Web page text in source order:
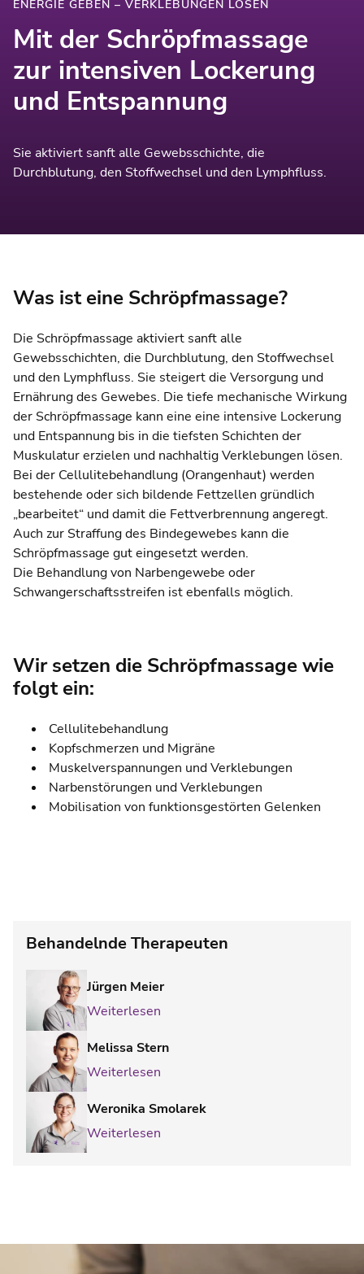
ENERGIE GEBEN – VERKLEBUNGEN LÖSEN
Mit der Schröpfmassage
zur intensiven Lockerung
und Entspannung
Sie aktiviert sanft alle Gewebsschichte, die
Durchblutung, den Stoffwechsel und den Lymphfluss.
Was ist eine Schröpfmassage?
Die Schröpfmassage aktiviert sanft alle
Gewebsschichten, die Durchblutung, den Stoffwechsel
und den Lymphfluss. Sie steigert die Versorgung und
Ernährung des Gewebes. Die tiefe mechanische Wirkung
der Schröpfmassage kann eine eine intensive Lockerung
und Entspannung bis in die tiefsten Schichten der
Muskulatur erzielen und nachhaltig Verklebungen lösen.
Bei der Cellulitebehandlung (Orangenhaut) werden
bestehende oder sich bildende Fettzellen gründlich
„bearbeitet“ und damit die Fettverbrennung angeregt.
Auch zur Straffung des Bindegewebes kann die
Schröpfmassage gut eingesetzt werden.
Die Behandlung von Narbengewebe oder
Schwangerschaftsstreifen ist ebenfalls möglich.
Wir setzen die Schröpfmassage wie
folgt ein:
Cellulitebehandlung
Kopfschmerzen und Migräne
Muskelverspannungen und Verklebungen
Narbenstörungen und Verklebungen
Mobilisation von funktionsgestörten Gelenken
Behandelnde Therapeuten
Jürgen Meier
Weiterlesen
Melissa Stern
Weiterlesen
Weronika Smolarek
Weiterlesen